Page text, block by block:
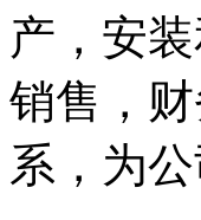
产，安
销售，
系，为